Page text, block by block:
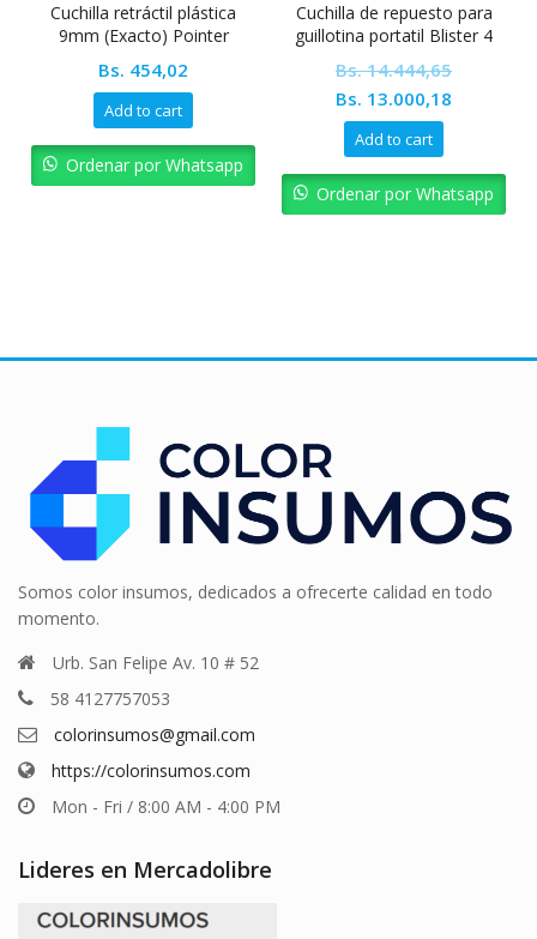
Cuchilla retráctil plástica
9mm (Exacto) Pointer
Bs. 454,02
Add to cart
Ordenar por Whatsapp
Cuchilla de repuesto para
guillotina portatil Blister 4
Bs.14.444,65
Original
price
was:
Bs. 14.444,65.
Bs. 13.000,18
Bs.
Add to cart
Ordenar por Whatsapp
Somos color insumos, dedicados a ofrecerte calidad en todo
momento.
Urb. San Felipe Av. 10 # 52
58 4127757053
colorinsumos@gmail.com
https://colorinsumos.com
Mon - Fri / 8:00 AM - 4:00 PM
Lideres en Mercadolibre